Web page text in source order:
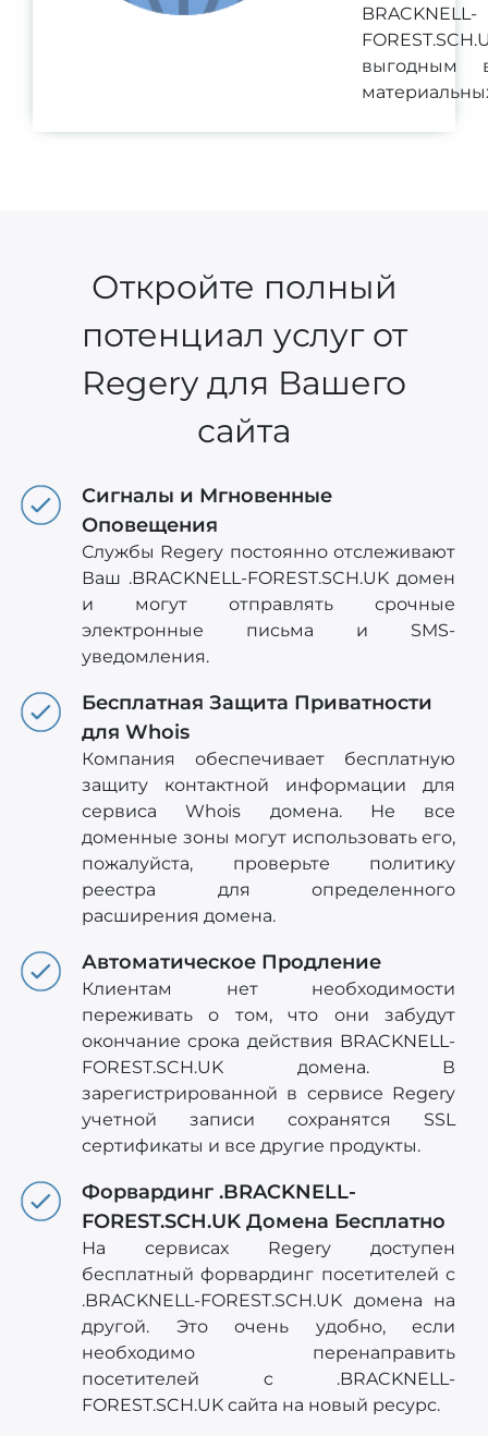
BRACKNELL-
выгодным
Откройте полный
потенциал услуг от
Regery для Вашего
сайта
Сигналы и Мгновенные
Оповещения
Службы Regery постоянно отслеживают
Ваш .BRACKNELL-FOREST.SCH.UK домен
и могут отправлять срочные
электронные письма и SMS-
уведомления.
Бесплатная Защита Приватности
для Whois
Компания обеспечивает бесплатную
защиту контактной информации для
сервиса Whois домена. Не все
доменные зоны могут использовать его,
пожалуйста, проверьте политику
реестра для определенного
расширения домена.
Автоматическое Продление
Клиентам нет необходимости
переживать о том, что они забудут
окончание срока действия BRACKNELL-
FOREST.SCH.UK домена. В
зарегистрированной в сервисе Regery
учетной записи сохранятся SSL
сертификаты и все другие продукты.
Форвардинг .BRACKNELL-
FOREST.SCH.UK Домена Бесплатно
На сервисах Regery доступен
бесплатный форвардинг посетителей с
.BRACKNELL-FOREST.SCH.UK домена на
другой. Это очень удобно, если
необходимо перенаправить
посетителей c .BRACKNELL-
FOREST.SCH.UK сайта на новый ресурс.